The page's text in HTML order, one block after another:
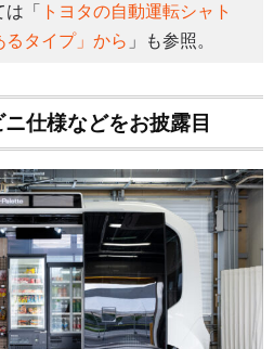
「
トヨタの自動運転シャト
るタイプ」から 」も参照。
仕様などをお披露目